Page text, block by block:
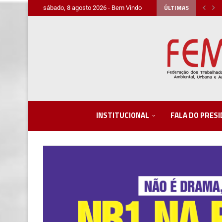
sábado, 8 agosto 2026 - Bem Vindo ÚLTIMAS
INSTITUCIONAL FALA DO